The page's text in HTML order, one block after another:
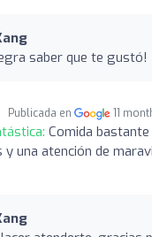
saber que te gustó!
Publicada en 11
Comida
y una atención de